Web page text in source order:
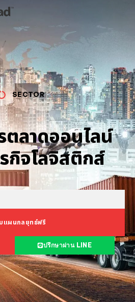
SECTOR
ตลาดออนไลน์
กิจโลจิสติกส์
แผนกลยุทธ์ฟรี
ปรึกษาผ่าน LINE